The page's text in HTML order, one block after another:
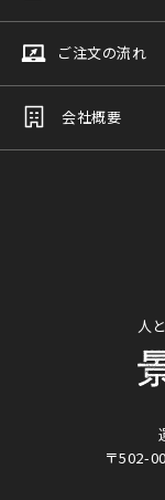
ご注文の流れ
会社概要
人
〒502-